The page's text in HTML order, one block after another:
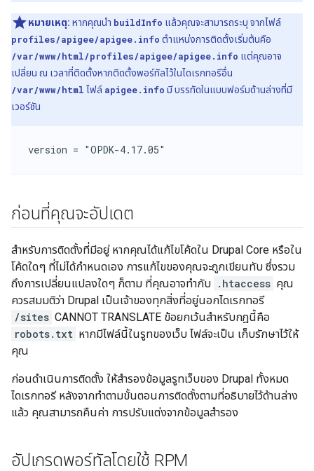
หมายเหตุ: หากคุณนำ buildInfo แล้วคุณจะสามารถระบุ จากไฟล์
profiles/apigee/apigee.info ตำแหน่งการติดตั้งเริ่มต้นคือ
/var/www/html/profiles/apigee/apigee.info แต่คุณอาจ
เปลี่ยน ณ เวลาที่ติดตั้งหากติดตั้งพอร์ทัลไว้ในไดเรกทอรีอื่น
/var/www/html ไฟล์ apigee.info มี บรรทัดในแบบฟอร์มด้านล่างที่มี
เวอร์ชัน
version = "OPDK-4.17.05"
ก่อนที่คุณจะอัปเดต
สำหรับการติดตั้งที่มีอยู่ หากคุณได้แก้ไขโค้ดใน Drupal Core หรือใน
โค้ดใดๆ ที่ไม่ได้กำหนดเอง การแก้ไขของคุณจะถูกเขียนทับ ซึ่งรวม
ถึงการเปลี่ยนแปลงใดๆ ก็ตาม ที่คุณอาจทำกับ .htaccess คุณ
ควรสมมติว่า Drupal เป็นเจ้าของทุกสิ่งที่อยู่นอกไดเรกทอรี
/sites CANNOT TRANSLATE ข้อยกเว้นสำหรับกฎนี้คือ
robots.txt หากมีไฟล์นี้ในรูทของเว็บ ไฟล์จะเป็น เก็บรักษาไว้ให้
คุณ
ก่อนดำเนินการติดตั้ง ให้สำรองข้อมูลรูทเว็บของ Drupal ทั้งหมด
ไดเรกทอรี หลังจากทำตามขั้นตอนการติดตั้งตามที่อธิบายไว้ด้านล่าง
แล้ว คุณสามารถคืนค่า การปรับแต่งจากข้อมูลสำรอง
อัปเกรดพอร์ทัลโดยใช้ RPM